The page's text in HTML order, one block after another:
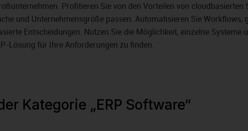
Profitieren Sie von den Vorteilen von cloudbasierten
und Unternehmensgröße passen. Automatisieren Sie Workflows,
Entscheidungen. Nutzen Sie die Möglichkeit, einzelne Systeme
Lösung für Ihre Anforderungen zu finden.
Kategorie „ERP Software“